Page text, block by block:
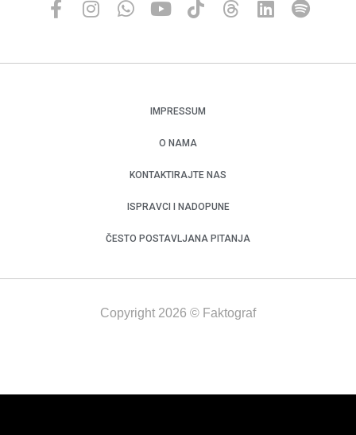
IMPRESSUM
O NAMA
KONTAKTIRAJTE NAS
ISPRAVCI I NADOPUNE
ČESTO POSTAVLJANA PITANJA
Copyright 2026 © Faktograf